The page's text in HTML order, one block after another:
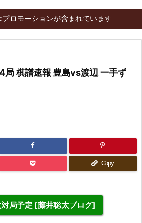

検索
ロモーションが含まれています
局 棋譜速報 豊島vs渡辺 一手ず
Copy
局予定 [藤井聡太ブログ]